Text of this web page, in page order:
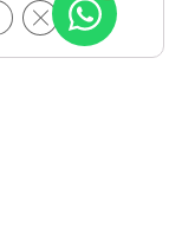
Cerrar el banner